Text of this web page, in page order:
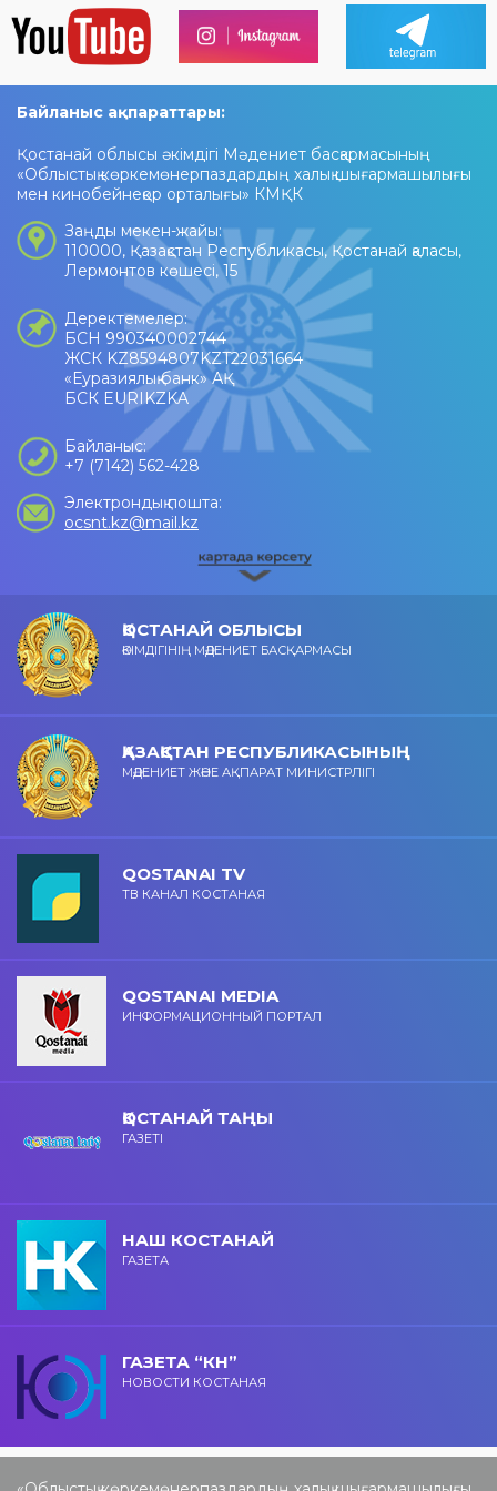
Байланыс ақпараттары:
Қостанай облысы әкімдігі Мәдениет басқармасының
«Облыстық көркемөнерпаздардың халық шығармашылығы
мен кинобейнеқор орталығы» КМҚК
Заңды мекен-жайы:
110000, Қазақстан Республикасы, Қостанай қаласы,
Лермонтов көшесі, 15
Деректемелер:
БСН 990340002744
ЖСК KZ8594807KZT22031664
«Еуразиялық банк» АҚ
БСК EURIKZKA
Байланыс:
+7 (7142) 562-428
Электрондық пошта:
ocsnt.kz@mail.kz
ҚОСТАНАЙ ОБЛЫСЫ
ӘКІМДІГІНІҢ МӘДЕНИЕТ БАСҚАРМАСЫ
ҚАЗАҚСТАН РЕСПУБЛИКАСЫНЫҢ
МӘДЕНИЕТ ЖӘНЕ АҚПАРАТ МИНИСТРЛІГІ
QOSTANAI TV
ТВ КАНАЛ КОСТАНАЯ
QOSTANAI MEDIA
ИНФОРМАЦИОННЫЙ ПОРТАЛ
ҚОСТАНАЙ ТАҢЫ
ГАЗЕТІ
НАШ КОСТАНАЙ
ГАЗЕТА
ГАЗЕТА “КН”
НОВОСТИ КОСТАНАЯ